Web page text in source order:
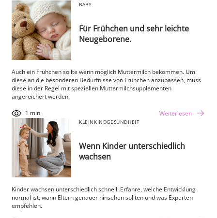
BABY
Für Frühchen und sehr leichte
Neugeborene.
Auch ein Frühchen sollte wenn möglich Muttermilch bekommen. Um
diese an die besonderen Bedürfnisse von Frühchen anzupassen, muss
diese in der Regel mit speziellen Muttermilchsupplementen
angereichert werden.
Weiterlesen
1 min.
KLEINKINDGESUNDHEIT
Wenn Kinder unterschiedlich
wachsen
Kinder wachsen unterschiedlich schnell. Erfahre, welche Entwicklung
normal ist, wann Eltern genauer hinsehen sollten und was Experten
empfehlen.